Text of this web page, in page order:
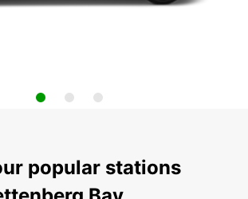
popular stations